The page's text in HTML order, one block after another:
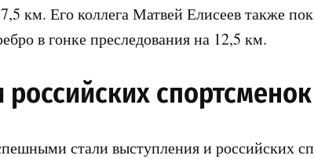
км. Его коллега Матвей Елисеев также
в гонке преследования на 12,5 км.
российских спортсменок
стали выступления и российских